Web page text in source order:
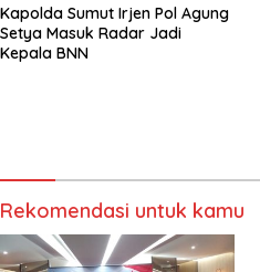
Kapolda Sumut Irjen Pol Agung
Setya Masuk Radar Jadi
Kepala BNN
Rekomendasi untuk kamu